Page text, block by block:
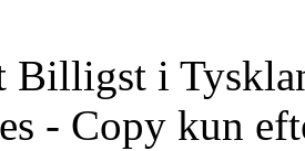
Billigst i
- Copy kun